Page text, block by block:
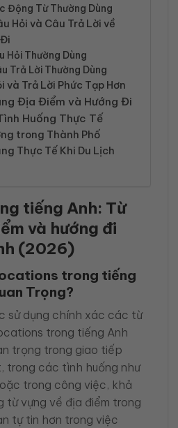
Động Từ Thường Dùng
Hỏi và Câu Trả Lời về
Hỏi Thường Dùng
Trả Lời Thường Dùng
và Trả Lời Phức Tạp Hơn
Địa Điểm và Hướng Đi
Huống Thực Tế
trong Thành Phố
Thực Tế Khi Du Lịch
tiếng Anh: Từ
và hướng đi
(2026)
trong tiếng
Trọng?
sử dụng chính xác các từ
trong tiếng Anh
trọng trong giao tiếp
trong các tình huống như
trong công việc, khả
từ vựng về địa điểm trong
tự tin hơn trong việc